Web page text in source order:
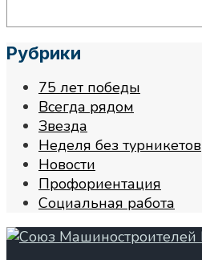
Рубрики
75 лет победы
Всегда рядом
Звезда
Неделя без турникетов
Новости
Профориентация
Социальная работа